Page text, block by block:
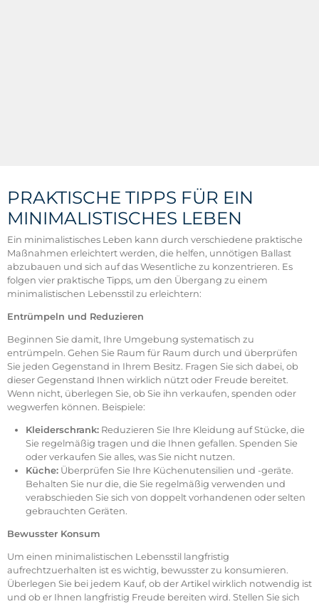
PRAKTISCHE TIPPS FÜR EIN
MINIMALISTISCHES LEBEN
Ein minimalistisches Leben kann durch verschiedene praktische
Maßnahmen erleichtert werden, die helfen, unnötigen Ballast
abzubauen und sich auf das Wesentliche zu konzentrieren. Es
folgen vier praktische Tipps, um den Übergang zu einem
minimalistischen Lebensstil zu erleichtern:
Entrümpeln und Reduzieren
Beginnen Sie damit, Ihre Umgebung systematisch zu
entrümpeln. Gehen Sie Raum für Raum durch und überprüfen
Sie jeden Gegenstand in Ihrem Besitz. Fragen Sie sich dabei, ob
dieser Gegenstand Ihnen wirklich nützt oder Freude bereitet.
Wenn nicht, überlegen Sie, ob Sie ihn verkaufen, spenden oder
wegwerfen können. Beispiele:
Kleiderschrank:Reduzieren Sie Ihre Kleidung auf Stücke, die
Sie regelmäßig tragen und die Ihnen gefallen. Spenden Sie
oder verkaufen Sie alles, was Sie nicht nutzen.
Küche:Überprüfen Sie Ihre Küchenutensilien und -geräte.
Behalten Sie nur die, die Sie regelmäßig verwenden und
verabschieden Sie sich von doppelt vorhandenen oder selten
gebrauchten Geräten.
Bewusster Konsum
Um einen minimalistischen Lebensstil langfristig
aufrechtzuerhalten ist es wichtig, bewusster zu konsumieren.
Überlegen Sie bei jedem Kauf, ob der Artikel wirklich notwendig ist
und ob er Ihnen langfristig Freude bereiten wird. Stellen Sie sich